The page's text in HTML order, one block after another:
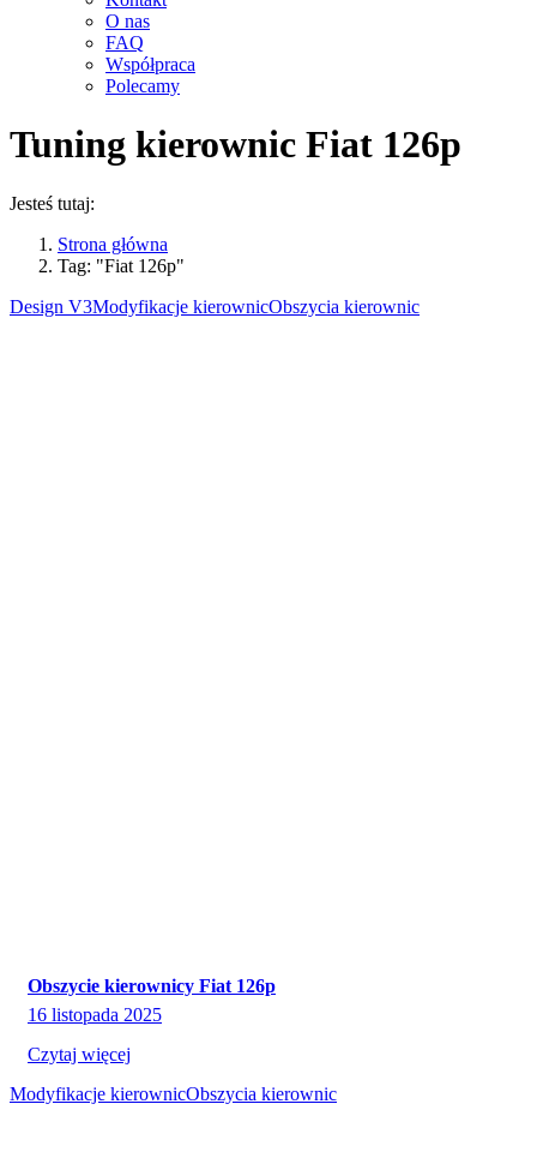
O nas
FAQ
Współpraca
Polecamy
Tuning kierownic Fiat 126p
Jesteś tutaj:
Strona główna
Tag: "Fiat 126p"
Design V3Modyfikacje kierownicObszycia kierownic
Obszycie kierownicy Fiat 126p
16 listopada 2025
Czytaj więcej
Modyfikacje kierownicObszycia kierownic